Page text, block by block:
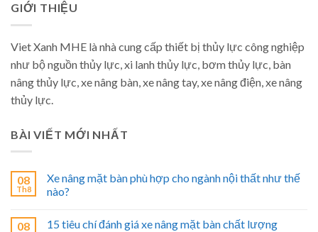
GIỚI THIỆU
Viet Xanh MHE là nhà cung cấp thiết bị thủy lực công nghiệp
như bộ nguồn thủy lực, xi lanh thủy lực, bơm thủy lực, bàn
nâng thủy lực, xe nâng bàn, xe nâng tay, xe nâng điện, xe nâng
thủy lực.
BÀI VIẾT MỚI NHẤT
08
Th8
Xe nâng mặt bàn phù hợp cho ngành nội thất như thế
nào?
08 15 tiêu chí đánh giá xe nâng mặt bàn chất lượng